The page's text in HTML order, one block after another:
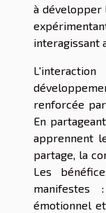
à développer
interagissant
renforcée
En
apprennent
partage, la
Les
émotionnel